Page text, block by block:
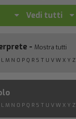
Vedi tutti
- Mostra tutti
L M N O P Q R S T U V W X Y Z
L M N O P Q R S T U V W X Y Z